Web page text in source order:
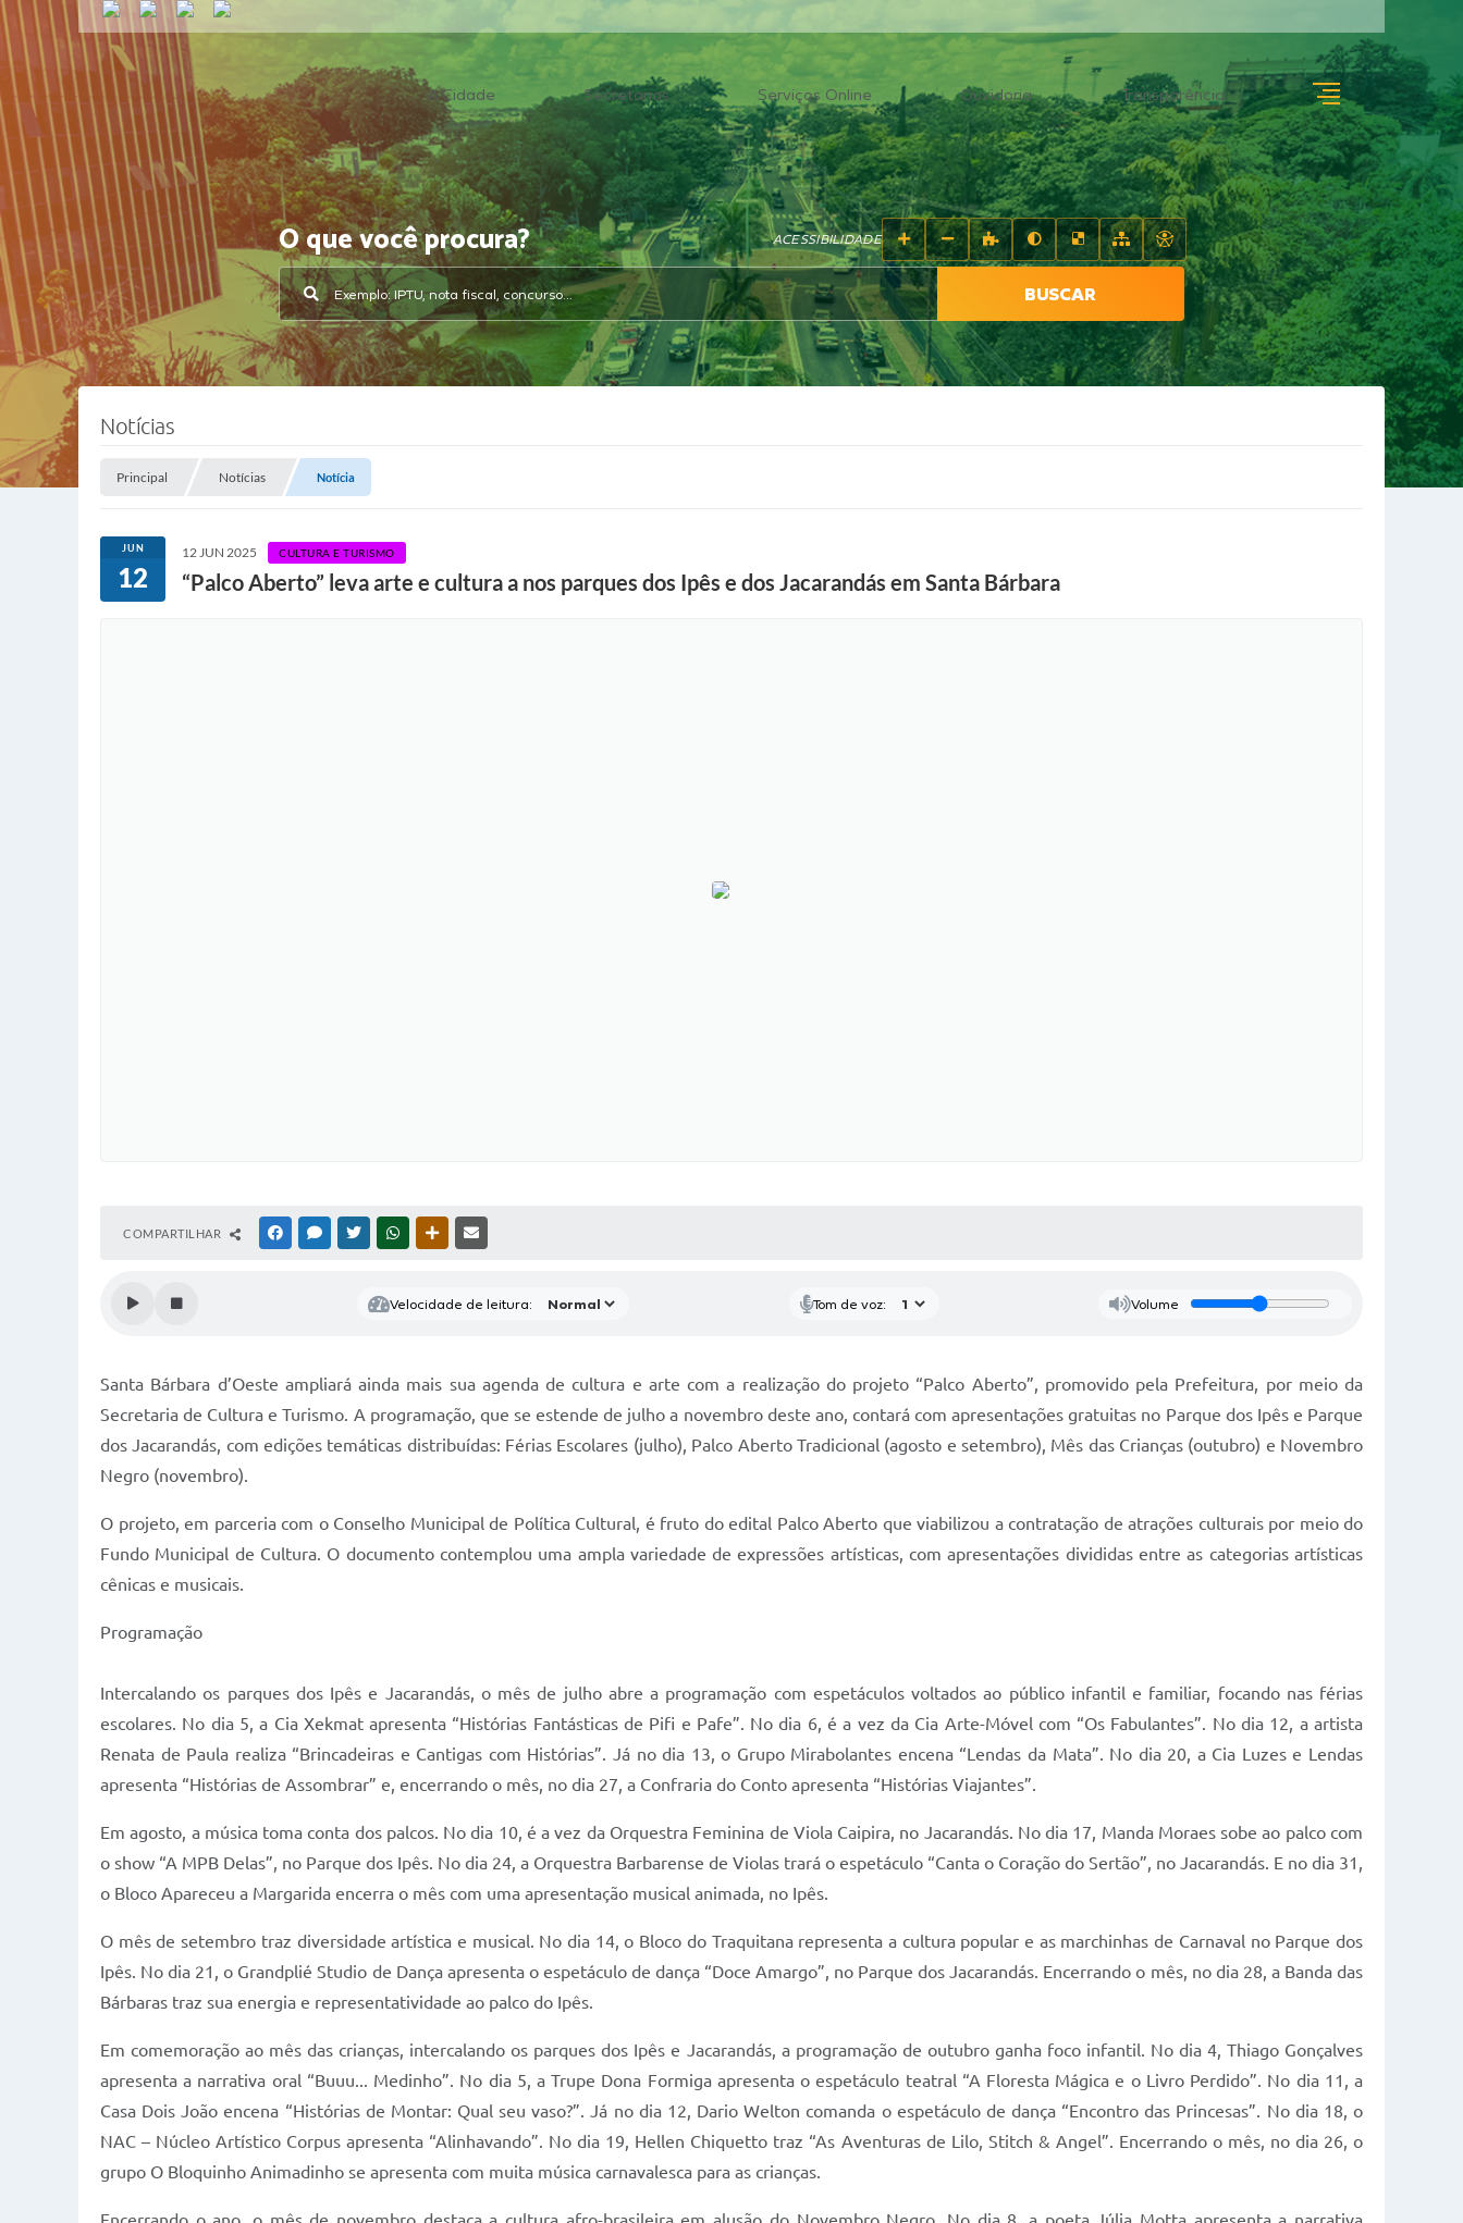
A Cidade Secretarias Serviços Online Ouvidoria Transparência
O que você procura?
BUSCAR
ACESSIBILIDADE
Notícias
Principal Notícias Notícia
JUN
12
12 JUN 2025 CULTURA E TURISMO
“Palco Aberto” leva arte e cultura a nos parques dos Ipês e dos Jacarandás em Santa Bárbara
COMPARTILHAR FACEBOOKMESSENGER
TWITTERWHATSAPPOUTRAS MÍDIAS
Velocidade de leitura: Tom de voz: Volume
Santa Bárbara d’Oeste ampliará ainda mais sua agenda de cultura e arte com a realização do projeto “Palco Aberto”, promovido pela Prefeitura, por meio da
Secretaria de Cultura e Turismo. A programação, que se estende de julho a novembro deste ano, contará com apresentações gratuitas no Parque dos Ipês e Parque
dos Jacarandás, com edições temáticas distribuídas: Férias Escolares (julho), Palco Aberto Tradicional (agosto e setembro), Mês das Crianças (outubro) e Novembro
Negro (novembro).
O projeto, em parceria com o Conselho Municipal de Política Cultural, é fruto do edital Palco Aberto que viabilizou a contratação de atrações culturais por meio do
Fundo Municipal de Cultura. O documento contemplou uma ampla variedade de expressões artísticas, com apresentações divididas entre as categorias artísticas
cênicas e musicais.
Programação
Intercalando os parques dos Ipês e Jacarandás, o mês de julho abre a programação com espetáculos voltados ao público infantil e familiar, focando nas férias
escolares. No dia 5, a Cia Xekmat apresenta “Histórias Fantásticas de Pifi e Pafe”. No dia 6, é a vez da Cia Arte-Móvel com “Os Fabulantes”. No dia 12, a artista
Renata de Paula realiza “Brincadeiras e Cantigas com Histórias”. Já no dia 13, o Grupo Mirabolantes encena “Lendas da Mata”. No dia 20, a Cia Luzes e Lendas
apresenta “Histórias de Assombrar” e, encerrando o mês, no dia 27, a Confraria do Conto apresenta “Histórias Viajantes”.
Em agosto, a música toma conta dos palcos. No dia 10, é a vez da Orquestra Feminina de Viola Caipira, no Jacarandás. No dia 17, Manda Moraes sobe ao palco com
o show “A MPB Delas”, no Parque dos Ipês. No dia 24, a Orquestra Barbarense de Violas trará o espetáculo “Canta o Coração do Sertão”, no Jacarandás. E no dia 31,
o Bloco Apareceu a Margarida encerra o mês com uma apresentação musical animada, no Ipês.
O mês de setembro traz diversidade artística e musical. No dia 14, o Bloco do Traquitana representa a cultura popular e as marchinhas de Carnaval no Parque dos
Ipês. No dia 21, o Grandplié Studio de Dança apresenta o espetáculo de dança “Doce Amargo”, no Parque dos Jacarandás. Encerrando o mês, no dia 28, a Banda das
Bárbaras traz sua energia e representatividade ao palco do Ipês.
Em comemoração ao mês das crianças, intercalando os parques dos Ipês e Jacarandás, a programação de outubro ganha foco infantil. No dia 4, Thiago Gonçalves
apresenta a narrativa oral “Buuu... Medinho”. No dia 5, a Trupe Dona Formiga apresenta o espetáculo teatral “A Floresta Mágica e o Livro Perdido”. No dia 11, a
Casa Dois João encena “Histórias de Montar: Qual seu vaso?”. Já no dia 12, Dario Welton comanda o espetáculo de dança “Encontro das Princesas”. No dia 18, o
NAC – Núcleo Artístico Corpus apresenta “Alinhavando”. No dia 19, Hellen Chiquetto traz “As Aventuras de Lilo, Stitch & Angel”. Encerrando o mês, no dia 26, o
grupo O Bloquinho Animadinho se apresenta com muita música carnavalesca para as crianças.